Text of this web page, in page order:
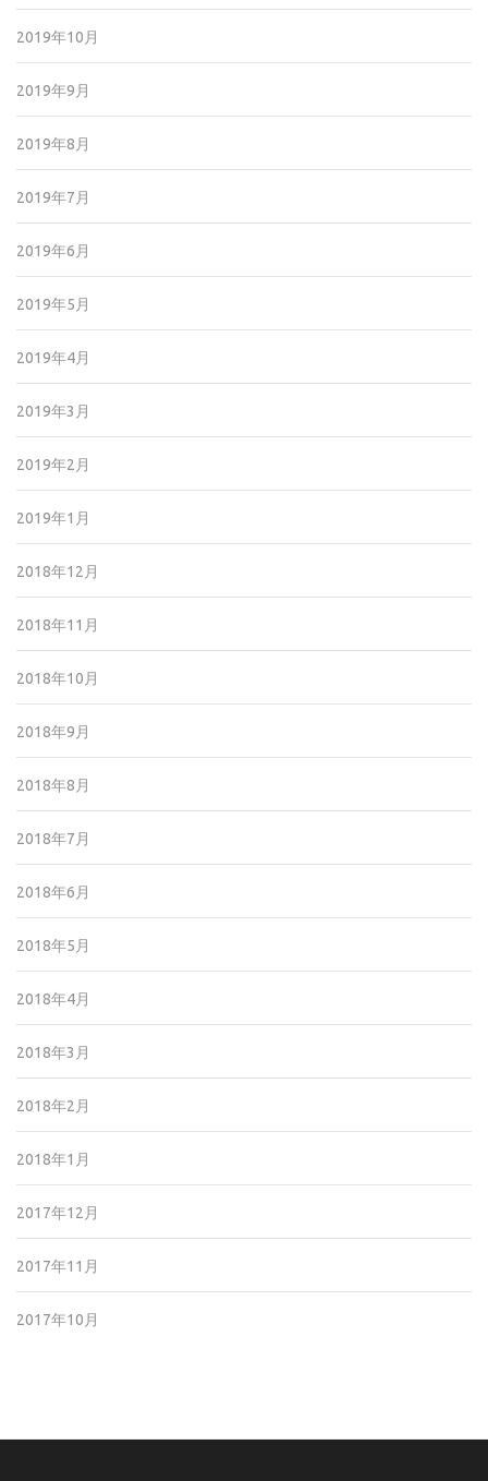
2019年10月
2019年9月
2019年8月
2019年7月
2019年6月
2019年5月
2019年4月
2019年3月
2019年2月
2019年1月
2018年12月
2018年11月
2018年10月
2018年9月
2018年8月
2018年7月
2018年6月
2018年5月
2018年4月
2018年3月
2018年2月
2018年1月
2017年12月
2017年11月
2017年10月